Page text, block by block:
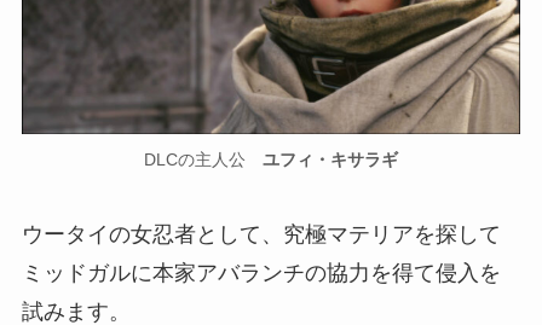
DLCの主人公 ユフィ・キサラギ
ウータイの女忍者として、究極マテリアを探して
ミッドガルに本家アバランチの協力を得て侵入を
試みます。